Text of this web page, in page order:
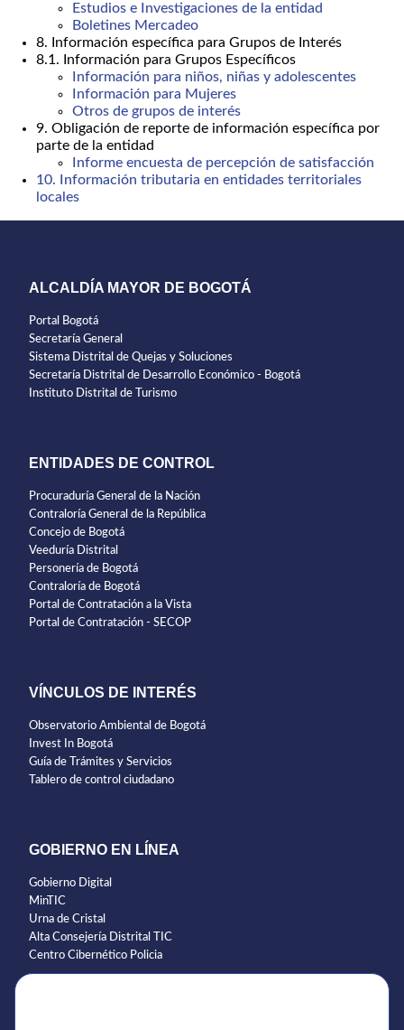
Estudios e Investigaciones de la entidad
Boletines Mercadeo
8. Información específica para Grupos de Interés
8.1. Información para Grupos Específicos
Información para niños, niñas y adolescentes
Información para Mujeres
Otros de grupos de interés
9. Obligación de reporte de información específica por
parte de la entidad
Informe encuesta de percepción de satisfacción
10. Información tributaria en entidades territoriales
locales
ALCALDÍA MAYOR DE BOGOTÁ
Portal Bogotá
Secretaría General
Sistema Distrital de Quejas y Soluciones
Secretaría Distrital de Desarrollo Económico - Bogotá
Instituto Distrital de Turismo
ENTIDADES DE CONTROL
Procuraduría General de la Nación
Contraloría General de la República
Concejo de Bogotá
Veeduría Distrital
Personería de Bogotá
Contraloría de Bogotá
Portal de Contratación a la Vista
Portal de Contratación - SECOP
VÍNCULOS DE INTERÉS
Observatorio Ambiental de Bogotá
Invest In Bogotá
Guía de Trámites y Servicios
Tablero de control ciudadano
GOBIERNO EN LÍNEA
Gobierno Digital
MinTIC
Urna de Cristal
Alta Consejería Distrital TIC
Centro Cibernético Policia